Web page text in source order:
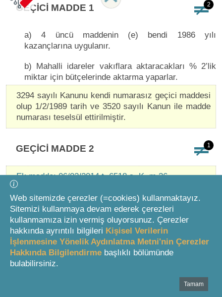
GEÇİCİ MADDE 1 2
a) 4 üncü maddenin (e) bendi 1986 yılı
kazançlarına uygulanır.
b) Mahalli idareler vakıflara aktaracakları % 2’lik
miktar için bütçelerinde aktarma yaparlar.
3294 sayılı Kanunu kendi numarasız geçici maddesi
olup 1/2/1989 tarih ve 3520 sayılı Kanun ile madde
numarası teselsül ettirilmiştir.
GEÇİCİ MADDE 2 1
Ek madde: 06/02/2014 t. 6518 s. K. m.36
Bu maddenin yürürlüğe girdiği tarihten önce Sosyal
Yardımlaşma ve Dayanışma Vakıfları tarafından, Fon
kaynakları kullanılarak Hazineye ait taşınmazların
üzerinde yurt veya pansiyon olarak kullanılmak üzere
inşa edilen ve kullanıma hazır hâle getirilen her türlü
bina, yapı ve tesisler hiçbir işleme gerek kalmaksızın
bina, yapı ve tesisler, belediyeler hariç ihtiyacı olan
Web sitemizde çerezler (=cookies) kullanmaktayız.
Sitemizi kullanmaya devam ederek çerezleri
kullanmamıza izin vermiş oluyorsunuz. Çerezler
hakkında ayrıntılı bilgileri Kişisel Verilerin
İşlenmesine Yönelik Aydınlatma Metni'nin Çerezler
Hakkında Bilgilendirme başlıklı bölümünde
bulabilirsiniz.
Tamam